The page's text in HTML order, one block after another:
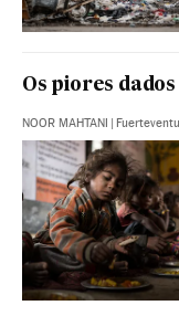
Os piores
NOOR MAHTANI